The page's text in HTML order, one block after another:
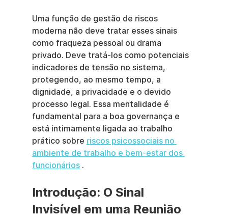
Uma função de gestão de riscos
moderna não deve tratar esses sinais
como fraqueza pessoal ou drama
privado. Deve tratá-los como potenciais
indicadores de tensão no sistema,
protegendo, ao mesmo tempo, a
dignidade, a privacidade e o devido
processo legal. Essa mentalidade é
fundamental para a boa governança e
está intimamente ligada ao trabalho
prático sobre riscos psicossociais no
ambiente de trabalho e bem-estar dos
funcionários .
Introdução: O Sinal
Invisível em uma Reunião